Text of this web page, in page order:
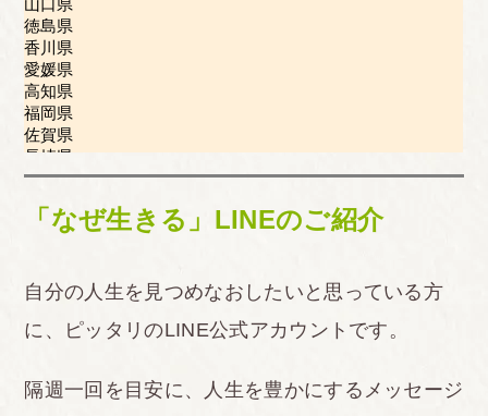
「なぜ生きる」LINEのご紹介
自分の人生を見つめなおしたいと思っている方
に、ピッタリのLINE公式アカウントです。
隔週一回を目安に、人生を豊かにするメッセージ